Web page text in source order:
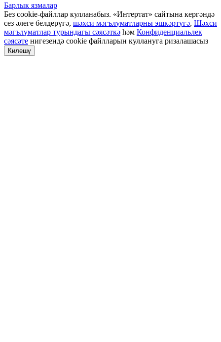
Барлык язмалар
Без cookie-файллар кулланабыз. «Интертат» сайтына кергәндә
сез әлеге белдерүгә, шәхси мәгълүматларны эшкәртүгә, Шәхси
мәгълүматлар турындагы сәясәткә һәм Конфиденциальлек
сәясәте нигезендә cookie файлларын куллануга ризалашасыз
Килешү